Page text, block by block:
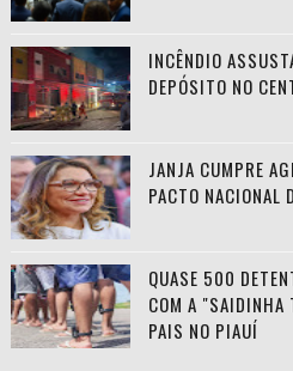
INCÊNDIO
DEPÓSITO NO
JANJA CUMPRE
PACTO NACIONAL
QUASE 500
COM A "SAIDINHA
PAIS NO PIAUÍ